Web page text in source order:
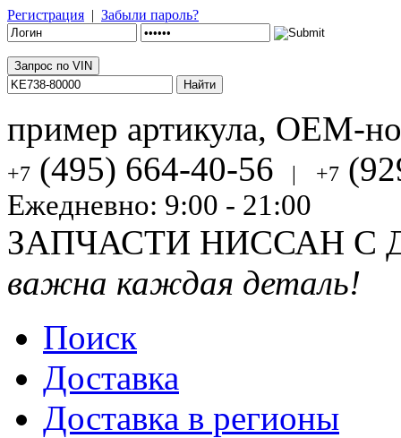
Регистрация | Забыли пароль?
Запрос по VIN
пример артикула, OEM-
+7 (495) 664-40-56 | +7
Ежедневно: 9:00 - 21:00
ЗАПЧАСТИ НИССАН С
важна каждая деталь!
Поиск
Доставка
Доставка в регионы